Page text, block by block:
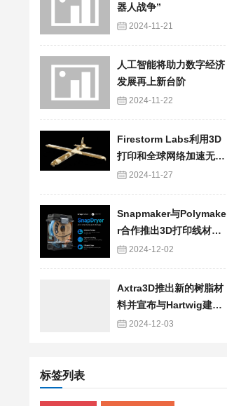
器人战争”
2024-11-21
人工智能将助力数字经济
发展再上新台阶
2024-11-22
Firestorm Labs利用3D
打印和全球网络加速无人
机生产，成本缩减至1/5
2024-11-27
Snapmaker与Polymake
r合作推出3D打印线材管
理系统SnapDryer
2024-12-02
Axtra3D推出新的树脂材
料并宣布与Hartwig建立
战略合作关系
2024-12-03
标签列表